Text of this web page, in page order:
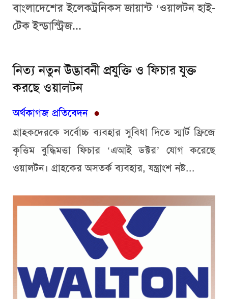
বাংলাদেশের ইলেকট্রনিকস জায়ান্ট ‘ওয়ালটন হাই-
টেক ইন্ডাস্ট্রিজ...
নিত্য নতুন উদ্ভাবনী প্রযুক্তি ও ফিচার যুক্ত
করছে ওয়ালটন
অর্থকাগজ প্রতিবেদন ●
গ্রাহকদেরকে সর্বোচ্চ ব্যবহার সুবিধা দিতে স্মার্ট ফ্রিজে
কৃত্তিম বুদ্ধিমত্তা ফিচার ‘এআই ডক্টর’ যোগ করেছে
ওয়ালটন। গ্রাহকের অসতর্ক ব্যবহার, যন্ত্রাংশ নষ্ট...